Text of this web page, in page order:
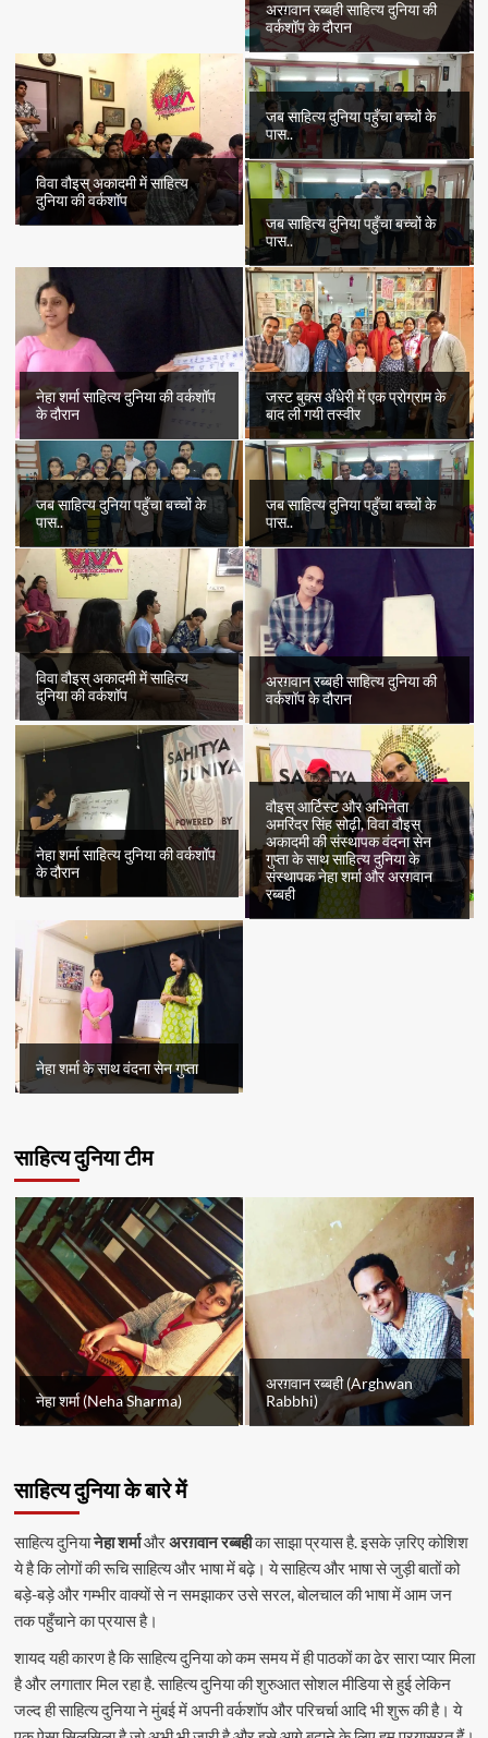
अरग़वान रब्बही साहित्य दुनिया की
वर्कशॉप के दौरान
विवा वौइस् अकादमी में साहित्य
दुनिया की वर्कशॉप
जब साहित्य दुनिया पहुँचा बच्चों के
पास..
जब साहित्य दुनिया पहुँचा बच्चों के
पास..
नेहा शर्मा साहित्य दुनिया की वर्कशॉप
के दौरान
जस्ट बुक्स अँधेरी में एक प्रोग्राम के
बाद ली गयी तस्वीर
जब साहित्य दुनिया पहुँचा बच्चों के
पास..
जब साहित्य दुनिया पहुँचा बच्चों के
पास..
विवा वौइस् अकादमी में साहित्य
दुनिया की वर्कशॉप
अरग़वान रब्बही साहित्य दुनिया की
वर्कशॉप के दौरान
नेहा शर्मा साहित्य दुनिया की वर्कशॉप
के दौरान
वौइस् आर्टिस्ट और अभिनेता
अमरिंदर सिंह सोढ़ी, विवा वौइस्
अकादमी की संस्थापक वंदना सेन
गुप्ता के साथ साहित्य दुनिया के
संस्थापक नेहा शर्मा और अरग़वान
रब्बही
नेहा शर्मा के साथ वंदना सेन गुप्ता
साहित्य दुनिया टीम
नेहा शर्मा (Neha Sharma)
अरग़वान रब्बही (Arghwan
Rabbhi)
साहित्य दुनिया के बारे में
साहित्य दुनियानेहा शर्माऔरअरग़वान रब्बहीका साझा प्रयास है. इसके ज़रिए कोशिश
ये है कि लोगों की रूचि साहित्य और भाषा में बढ़े। ये साहित्य और भाषा से जुड़ी बातों को
बड़े-बड़े और गम्भीर वाक्यों से न समझाकर उसे सरल, बोलचाल की भाषा में आम जन
तक पहुँचाने का प्रयास है।
शायद यही कारण है कि साहित्य दुनिया को कम समय में ही पाठकों का ढेर सारा प्यार मिला
है और लगातार मिल रहा है. साहित्य दुनिया की शुरुआत सोशल मीडिया से हुई लेकिन
जल्द ही साहित्य दुनिया ने मुंबई में अपनी वर्कशॉप और परिचर्चा आदि भी शुरू की है। ये